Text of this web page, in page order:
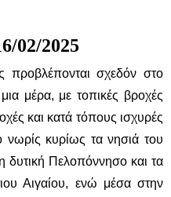
02/2025
προβλέπονται σχεδόν στο
μέρα, με τοπικές βροχές
και κατά τόπους ισχυρές
νωρίς κυρίως τα νησιά του
δυτική Πελοπόννησο και τα
Αιγαίου, ενώ μέσα στην